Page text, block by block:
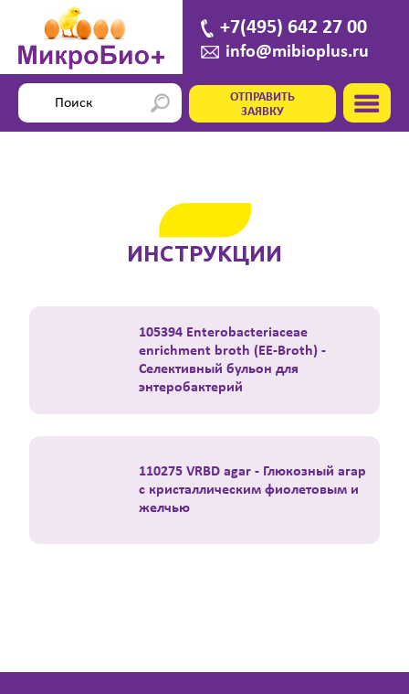
+7(495) 642 27 00
info@mibioplus.ru
ОТПРАВИТЬ
ЗАЯВКУ
ИНСТРУКЦИИ
105394 Enterobacteriaceae
enrichment broth (EE-Broth) -
Селективный бульон для
энтеробактерий
110275 VRBD agar - Глюкозный агар
с кристаллическим фиолетовым и
желчью